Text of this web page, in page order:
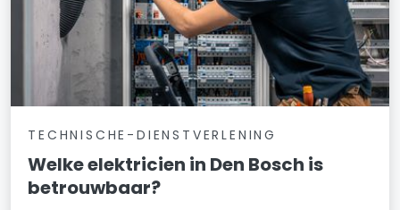
TECHNISCHE-DIENSTVERLENING
Welke elektricien in Den Bosch is
betrouwbaar?